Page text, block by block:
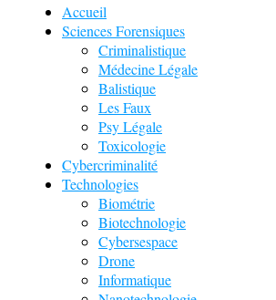
Accueil
Sciences Forensiques
Criminalistique
Médecine Légale
Balistique
Les Faux
Psy Légale
Toxicologie
Cybercriminalité
Technologies
Biométrie
Biotechnologie
Cybersespace
Drone
Informatique